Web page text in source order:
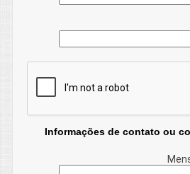
Informações de contato ou